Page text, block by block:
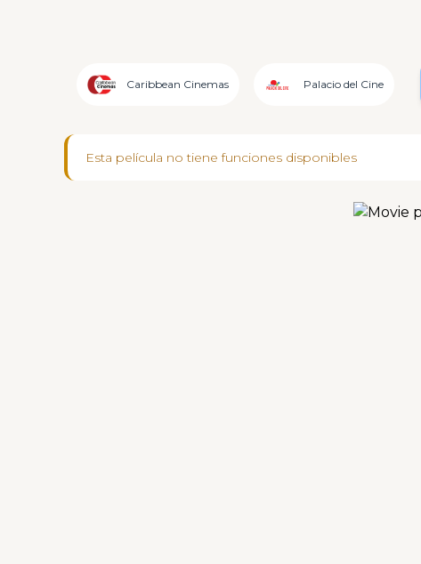
Caribbean Cinemas Palacio del Cine
Esta película no tiene funciones disponibles